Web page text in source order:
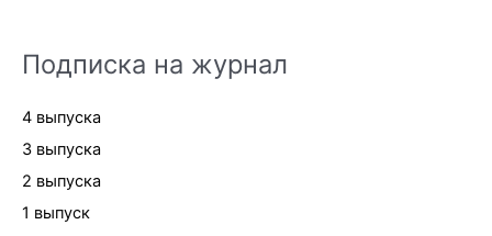
Подписка на журнал
4 выпуска
3 выпуска
2 выпуска
1 выпуск